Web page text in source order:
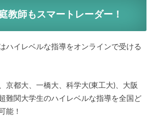
教師もスマートレーダー！
ハイレベルな指導をオンラインで受ける
京都大、一橋大、科学大(東工大)、大阪
難関大学生のハイレベルな指導を全国ど
能！